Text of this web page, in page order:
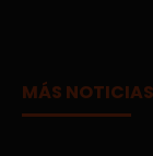
MÁS NOTICIAS